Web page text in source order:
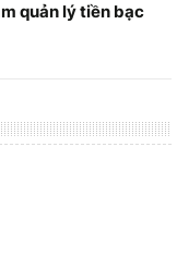
quản lý tiền bạc